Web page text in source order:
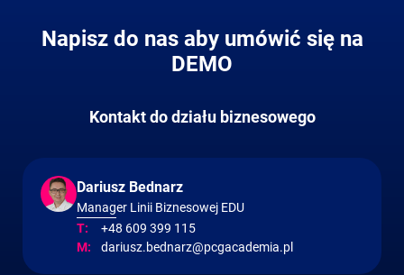
Napisz do nas aby umówić się na
DEMO
Kontakt do działu biznesowego
Dariusz Bednarz
Manager Linii Biznesowej EDU
+48 609 399 115
dariusz.bednarz@pcgacademia.pl